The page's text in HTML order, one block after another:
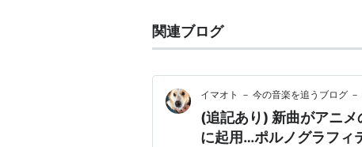
関連ブログ
イマオト － 今の音楽を追うブログ －
(追記あり) 新曲がアニ
に起用…ポルノグラフィ